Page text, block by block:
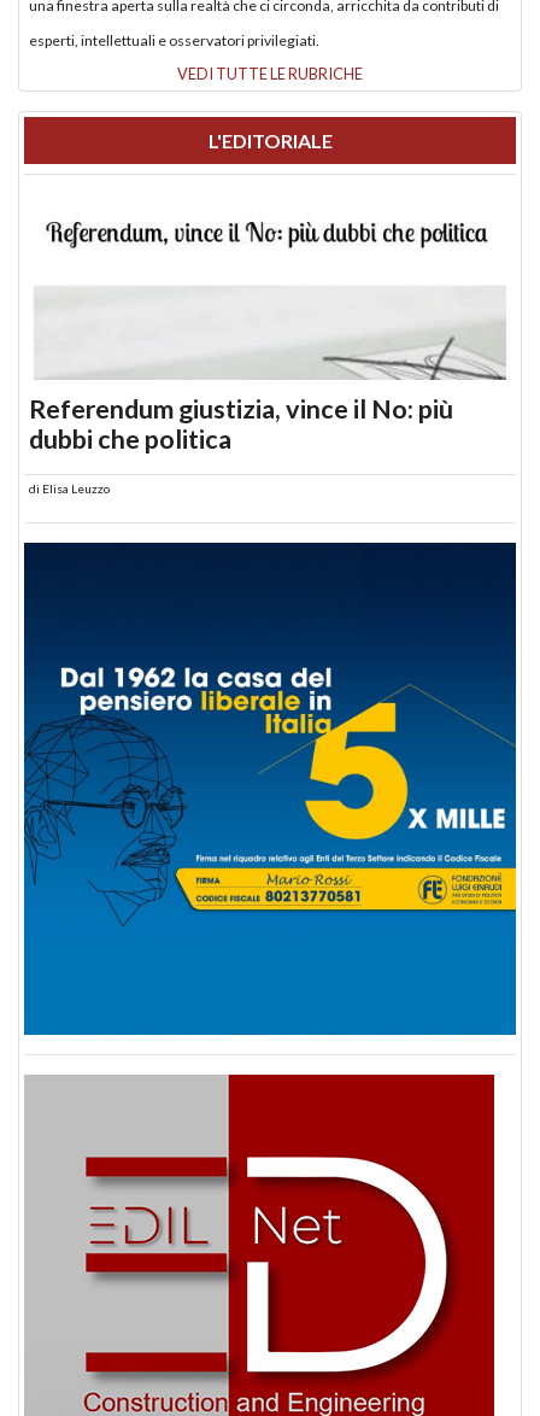
una finestra aperta sulla realtà che ci circonda, arricchita da contributi di
esperti, intellettuali e osservatori privilegiati.
VEDI TUTTE LE RUBRICHE
L'EDITORIALE
Referendum giustizia, vince il No: più
dubbi che politica
di Elisa Leuzzo